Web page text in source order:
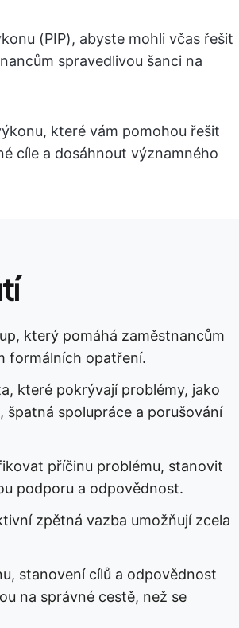
(PIP), abyste mohli včas řešit
spravedlivou šanci na
které vám pomohou řešit
cíle a dosáhnout významného
který pomáhá zaměstnancům
formálních opatření.
které pokrývají problémy, jako
spolupráce a porušování
příčinu problému, stanovit
podporu a odpovědnost.
zpětná vazba umožňují zcela
stanovení cílů a odpovědnost
na správné cestě, než se